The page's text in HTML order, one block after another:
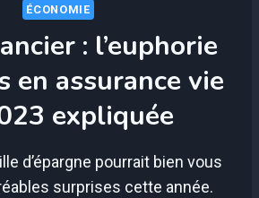
ÉCONOMIE
: l’euphorie
en assurance vie
expliquée
d’épargne pourrait bien vous
surprises cette année.